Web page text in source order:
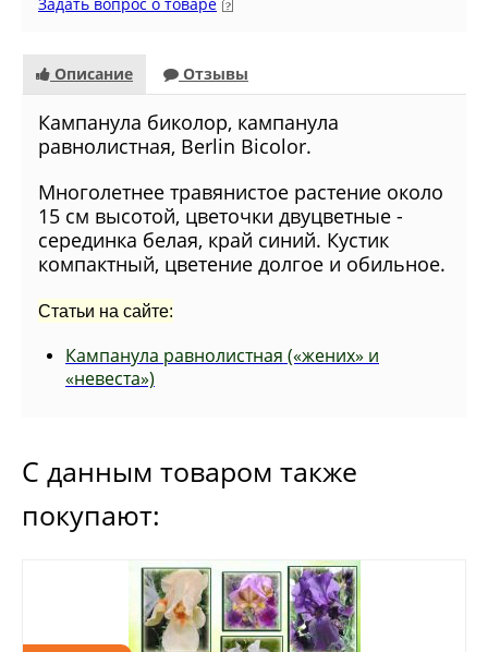
Описание Отзывы
Кампанула биколор, кампанула
равнолистная, Berlin Bicolor.
Многолетнее травянистое растение около
15 см высотой, цветочки двуцветные -
серединка белая, край синий. Кустик
компактный, цветение долгое и обильное.
Статьи на сайте:
Кампанула равнолистная («жених» и
«невеста»)
С данным товаром также
покупают: